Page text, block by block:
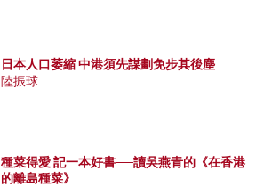
日本人口萎縮 中港須先謀劃免步其後塵
陸振球
種菜得愛 記一本好書──讀吳燕青的《在香港
的離島種菜》